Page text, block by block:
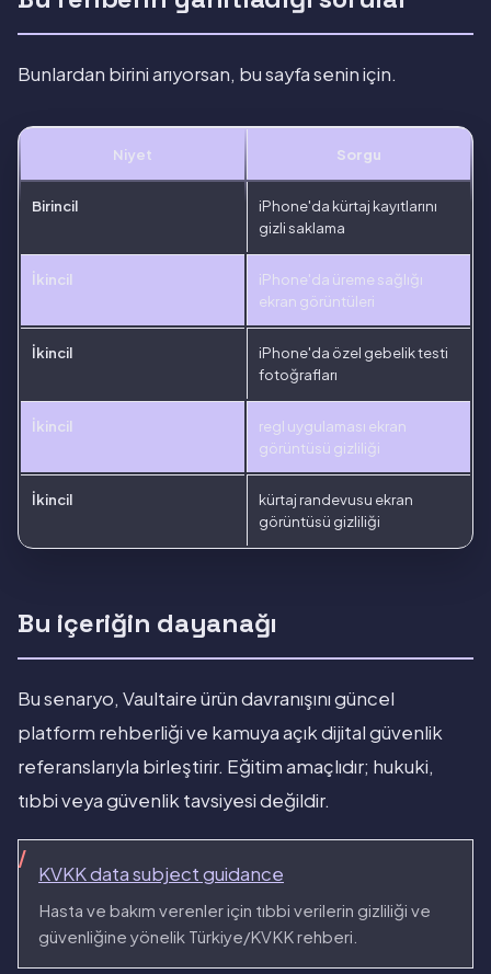
Bunlardan birini arıyorsan, bu sayfa senin için.
Niyet Sorgu
Birincil
iPhone'da kürtaj kayıtlarını
gizli saklama
İkincil
iPhone'da üreme sağlığı
ekran görüntüleri
İkincil
iPhone'da özel gebelik testi
fotoğrafları
İkincil
regl uygulaması ekran
görüntüsü gizliliği
İkincil
kürtaj randevusu ekran
görüntüsü gizliliği
Bu içeriğin dayanağı
Bu senaryo, Vaultaire ürün davranışını güncel
platform rehberliği ve kamuya açık dijital güvenlik
referanslarıyla birleştirir. Eğitim amaçlıdır; hukuki,
tıbbi veya güvenlik tavsiyesi değildir.
KVKK data subject guidance
Hasta ve bakım verenler için tıbbi verilerin gizliliği ve
güvenliğine yönelik Türkiye/KVKK rehberi.